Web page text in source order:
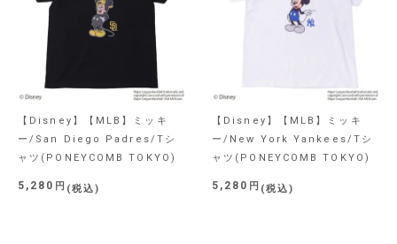
【Disney】【MLB】ミッキ
ー/San Diego Padres/Tシ
ャツ(PONEYCOMB TOKYO)
5,280 税込
【Disney】【MLB】ミッキ
ー/New York Yankees/Tシ
ャツ(PONEYCOMB TOKYO)
5,280 税込